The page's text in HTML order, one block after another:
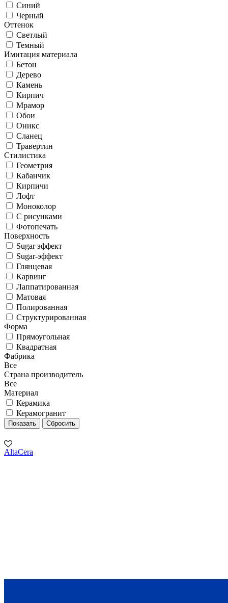
Синий
Черный
Оттенок
Светлый
Темный
Имитация материала
Бетон
Дерево
Камень
Кирпич
Мрамор
Обои
Оникс
Сланец
Травертин
Стилистика
Геометрия
Кабанчик
Кирпичи
Лофт
Моноколор
С рисунками
Фотопечать
Поверхность
Sugar эффект
Sugar-эффект
Глянцевая
Карвинг
Лаппатированная
Матовая
Полированная
Структурированная
Форма
Прямоугольная
Квадратная
Фабрика
Все
Страна производитель
Все
Материал
Керамика
Керамогранит
AltaCera